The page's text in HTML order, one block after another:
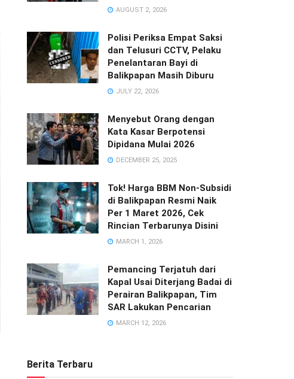
AUGUST 2, 2026
Polisi Periksa Empat Saksi
dan Telusuri CCTV, Pelaku
Penelantaran Bayi di
Balikpapan Masih Diburu
JULY 22, 2026
Menyebut Orang dengan
Kata Kasar Berpotensi
Dipidana Mulai 2026
DECEMBER 25, 2025
Tok! Harga BBM Non-Subsidi
di Balikpapan Resmi Naik
Per 1 Maret 2026, Cek
Rincian Terbarunya Disini
MARCH 1, 2026
Pemancing Terjatuh dari
Kapal Usai Diterjang Badai di
Perairan Balikpapan, Tim
SAR Lakukan Pencarian
MARCH 12, 2026
Berita Terbaru